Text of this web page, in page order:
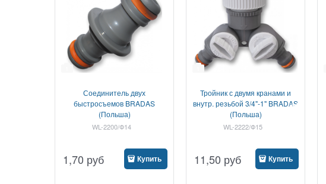
Соединитель двух
быстросъемов BRADAS
(Польша)
WL-2200/Ф14
1,70 руб Купить
Тройник с двумя кранами и
внутр. резьбой 3/4"-1" BRADAS
(Польша)
WL-2222/Ф15
11,50 руб Купить